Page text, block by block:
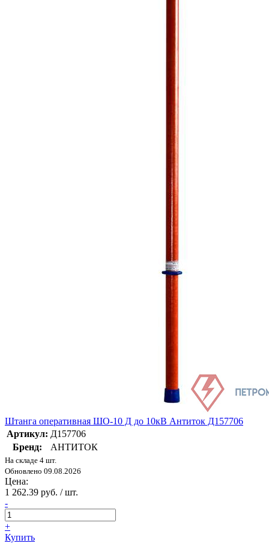
Штанга оперативная ШО-10 Д до 10кВ Антиток Д157706
Артикул: Д157706
Бренд:
АНТИТОК
На складе 4 шт.
Обновлено 09.08.2026
Цена:
1 262.39 руб. / шт.
-
+
Купить